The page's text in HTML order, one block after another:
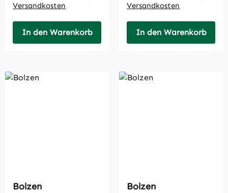
Versandkosten
In den Warenkorb
Versandkosten
In den Warenkorb
Bolzen Bolzen